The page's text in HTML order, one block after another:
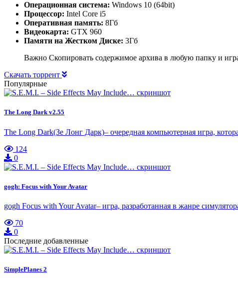
Операционная система: Windows 10 (64bit)
Процессор: Intel Core i5
Оперативная память: 8Гб
Видеокарта: GTX 960
Памяти на Жестком Диске: 3Гб
Важно Скопировать содержимое архива в любую папку и
Скачать торрент
Популярные
The Long Dark v2.55
The Long Dark(Зе Лонг Дарк)– очередная компьютерная игра,
124
0
gogh: Focus with Your Avatar
gogh Focus with Your Avatar– игра, разработанная в жанре
70
0
Последние добавленные
SimplePlanes 2